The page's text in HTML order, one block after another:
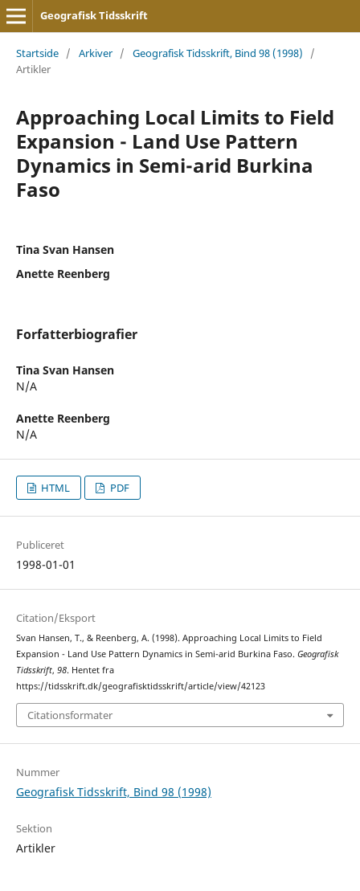
Geografisk Tidsskrift
Startside / Arkiver / Geografisk Tidsskrift, Bind 98 (1998)
/
Artikler
Approaching Local Limits to Field
Expansion - Land Use Pattern
Dynamics in Semi-arid Burkina
Faso
Tina Svan Hansen
Anette Reenberg
Forfatterbiografier
Tina Svan Hansen
N/A
Anette Reenberg
N/A
HTML PDF
Publiceret
1998-01-01
Citation/Eksport
Svan Hansen, T., & Reenberg, A. (1998). Approaching Local Limits to Field
Expansion - Land Use Pattern Dynamics in Semi-arid Burkina Faso. Geografisk
Tidsskrift, 98. Hentet fra
https://tidsskrift.dk/geografisktidsskrift/article/view/42123
Citationsformater
Nummer
Geografisk Tidsskrift, Bind 98 (1998)
Sektion
Artikler